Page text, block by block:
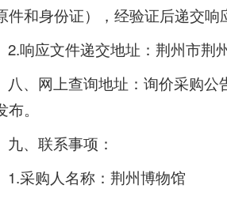
件和身份证），经验证后递交响
2.响应文件递交地址：荆州市荆
八、网上查询地址：询价采购公
。
九、联系事项：
1.采购人名称：荆州博物馆